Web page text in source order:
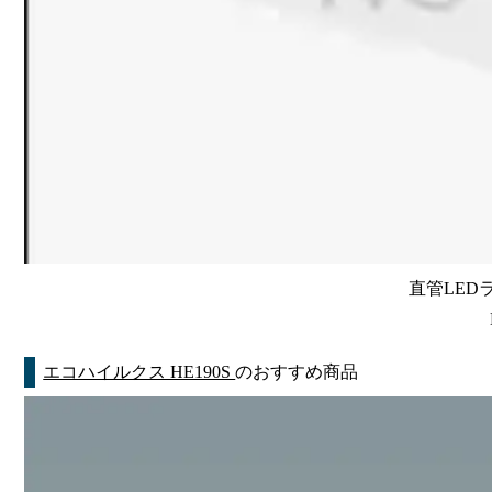
直管LED
エコハイルクス HE190Sのおすすめ商品